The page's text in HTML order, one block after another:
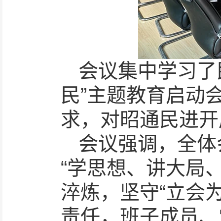
会议集中学习
民”主题教育启动
求，对昭通民进
会议强调，全
“学思想、讲大局
淬炼，坚守“立会
责任，班子成员